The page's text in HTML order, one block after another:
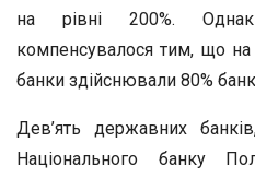
на рівні 200%.
компенсувалося тим, що
банки здійснювали 80%
Дев’ять державних
Національного банку